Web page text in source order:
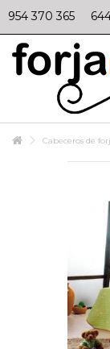
954 370 365
Cabeceros de